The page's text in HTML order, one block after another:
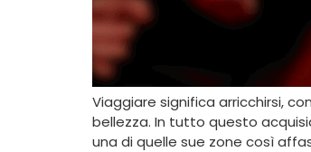
Viaggiare significa arricchirsi,
bellezza. In tutto questo
una di quelle sue zone così